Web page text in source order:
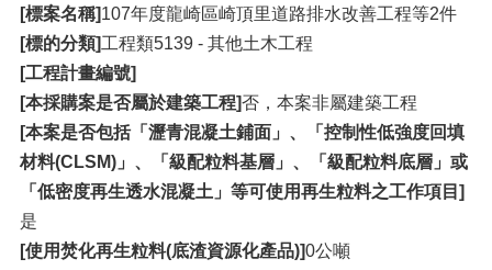
[標案名稱]107年度龍崎區崎頂里道路排水改善工程等2件
[標的分類]工程類5139 - 其他土木工程
[工程計畫編號]
[本採購案是否屬於建築工程]否，本案非屬建築工程
[本案是否包括「瀝青混凝土鋪面」、「控制性低強度回填
材料(CLSM)」、「級配粒料基層」、「級配粒料底層」或
「低密度再生透水混凝土」等可使用再生粒料之工作項目]
是
[使用焚化再生粒料(底渣資源化產品)]0公噸